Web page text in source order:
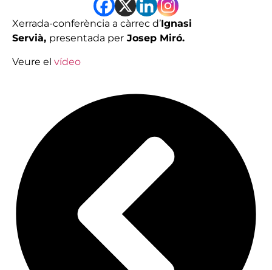
Xerrada-conferència a càrrec d’Ignasi
Servià, presentada per Josep Miró.
Veure el vídeo